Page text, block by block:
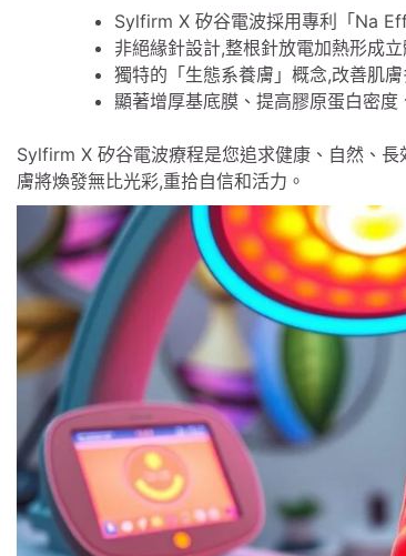
Sylfirm X 矽谷電波採用專利「Na
非絕緣針設計,整根針放電加熱形成
獨特的「生態系養膚」概念,改善肌
顯著增厚基底膜、提高膠原蛋白密度
Sylfirm X 矽谷電波療程是您追求健康、自然、
膚將煥發無比光彩,重拾自信和活力。